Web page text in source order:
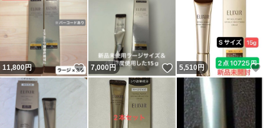
11,800円 いいね！
7,000円 いいね！
5,510円